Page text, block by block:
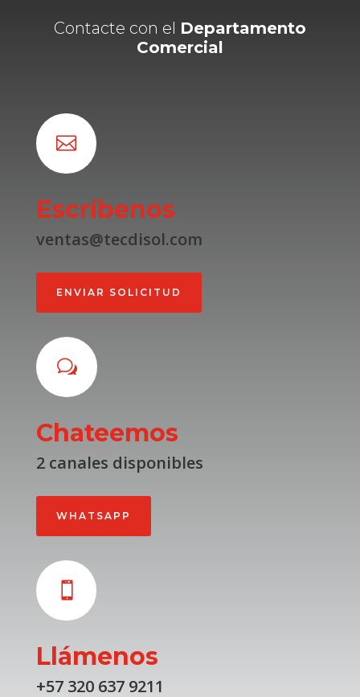
Contacte con el Departamento
Comercial

Escríbenos
ventas@tecdisol.com
ENVIAR SOLICITUD
w
Chateemos
2 canales disponibles
WHATSAPP

Llámenos
+57 320 637 9211